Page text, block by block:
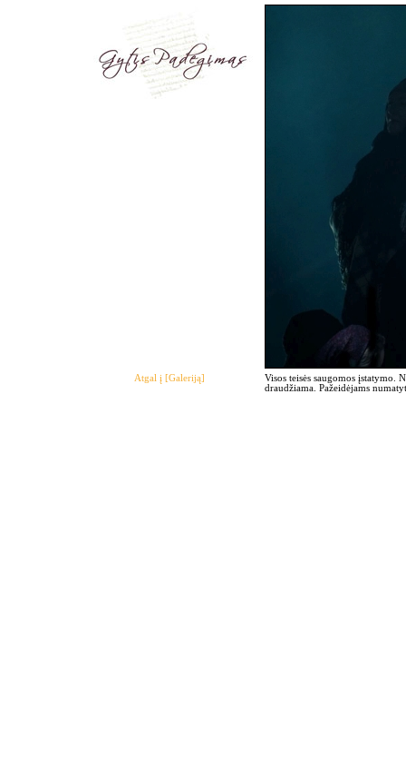
Atgal į [Galeriją]
Visos teisės saugomos
draudžiama. Pažeidėjams